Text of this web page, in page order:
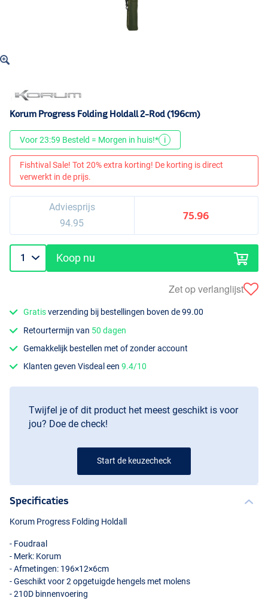
Korum Progress Folding Holdall 2-Rod (196cm)
Voor 23:59 Besteld = Morgen in huis!* i
Fishtival Sale! Tot 20% extra korting! De korting is direct
verwerkt in de prijs.
Adviesprijs
94.95
75.96
Koop nu
Zet op verlanglijst
Gratisverzending bij bestellingen boven de 99.00
Retourtermijn van 50 dagen
Gemakkelijk bestellen met of zonder account
Klanten geven Visdeal een9.4/10
Twijfel je of dit product het meest geschikt is voor
jou? Doe de check!
Start de keuzecheck
Specificaties
Korum Progress Folding Holdall
- Foudraal
- Merk: Korum
- Afmetingen: 196×12×6cm
- Geschikt voor 2 opgetuigde hengels met molens
- 210D binnenvoering